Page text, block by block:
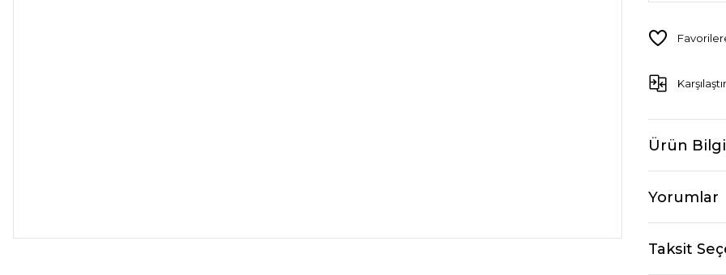
Karşılaştır
Ürün
Yorumlar
Taksit